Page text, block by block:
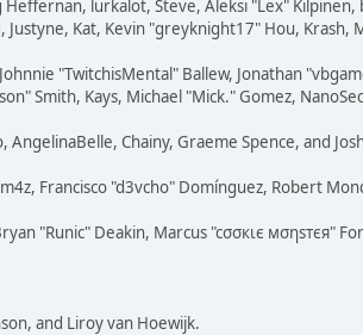
lurkalot, Steve, Aleksi "Lex"
Kat, Kevin "greyknight17" Hou, Krash,
"TwitchisMental" Ballew, Jonathan
Smith, Kays, Michael "Mick." Gomez,
AngelinaBelle, Chainy, Graeme Spence, and
Francisco "d3vcho" Domínguez, Robert
"Runic" Deakin, Marcus "cσσкιє мσηѕтєя"
and Liroy van Hoewijk.